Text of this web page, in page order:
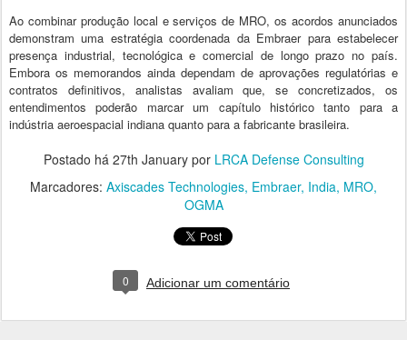
Ao combinar produção local e serviços de MRO, os acordos anunciados
demonstram uma estratégia coordenada da Embraer para estabelecer
presença industrial, tecnológica e comercial de longo prazo no país.
Embora os memorandos ainda dependam de aprovações regulatórias e
contratos definitivos, analistas avaliam que, se concretizados, os
entendimentos poderão marcar um capítulo histórico tanto para a
indústria aeroespacial indiana quanto para a fabricante brasileira.
Postado há 27th Januarypor LRCA Defense Consulting
Marcadores: Axiscades Technologies Embraer India MRO
OGMA
0 Adicionar um comentário